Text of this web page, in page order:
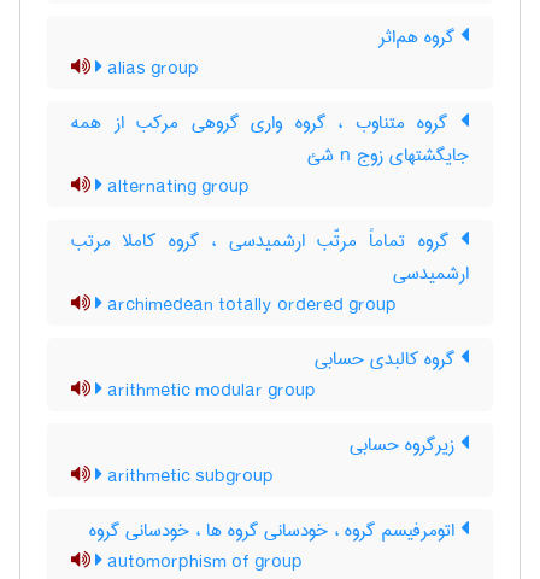
گروه هم‌اثر
alias group
گروه متناوب ، گروه واری گروهی مرکب از همه
جایگشتهای زوج n شئ
alternating group
گروه تماماً مرتّب ارشمیدسی ، گروه کاملا مرتب
ارشمیدسی
archimedean totally ordered group
گروه کالبدی حسابی
arithmetic modular group
زیرگروه حسابی
arithmetic subgroup
اتومرفیسم گروه ، خودسانی گروه ها ، خودسانی گروه
automorphism of group